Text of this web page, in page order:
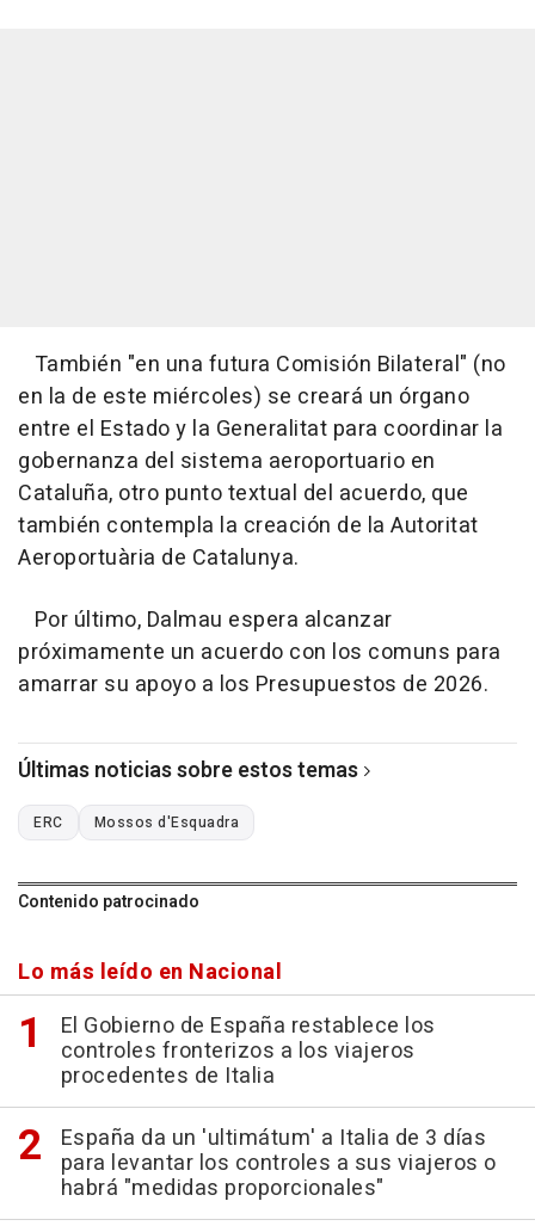
También "en una futura Comisión Bilateral" (no
en la de este miércoles) se creará un órgano
entre el Estado y la Generalitat para coordinar la
gobernanza del sistema aeroportuario en
Cataluña, otro punto textual del acuerdo, que
también contempla la creación de la Autoritat
Aeroportuària de Catalunya.
Por último, Dalmau espera alcanzar
próximamente un acuerdo con los comuns para
amarrar su apoyo a los Presupuestos de 2026.
Últimas noticias sobre estos temas
ERC Mossos d'Esquadra
Contenido patrocinado
Lo más leído en Nacional
El Gobierno de España restablece los
controles fronterizos a los viajeros
procedentes de Italia
España da un 'ultimátum' a Italia de 3 días
para levantar los controles a sus viajeros o
habrá "medidas proporcionales"